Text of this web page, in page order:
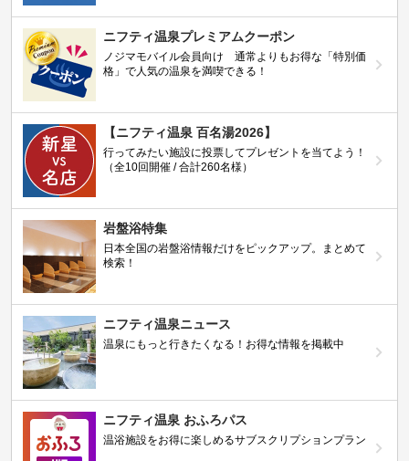
ニフティ温泉プレミアムクーポン
ノジマモバイル会員向け 通常よりもお得な「特別価
格」で人気の温泉を満喫できる！
【ニフティ温泉 百名湯2026】
行ってみたい施設に投票してプレゼントを当てよう！
（全10回開催 / 合計260名様）
岩盤浴特集
日本全国の岩盤浴情報だけをピックアップ。まとめて
検索！
ニフティ温泉ニュース
温泉にもっと行きたくなる！お得な情報を掲載中
ニフティ温泉 おふろパス
温浴施設をお得に楽しめるサブスクリプションプラン